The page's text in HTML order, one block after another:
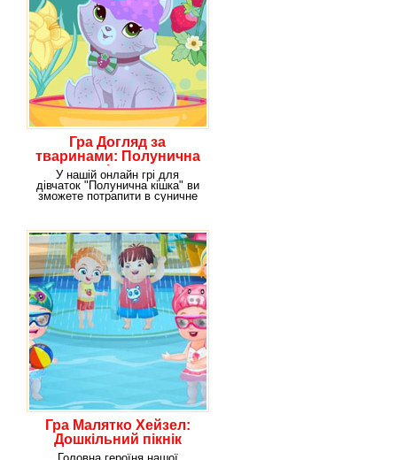
Гра Догляд за
тваринами: Полунична
кішка
У нашій онлайн грі для
дівчаток "Полунична кішка" ви
зможете потрапити в суничне
Гра Малятко Хейзел:
Дошкільний пікнік